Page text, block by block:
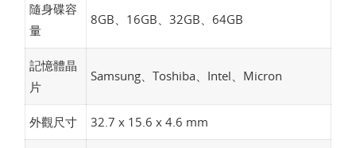
隨身碟容
量
8GB、16GB、32GB、64GB
記憶體晶
片
Samsung、Toshiba、Intel、Micron
外觀尺寸 32.7 x 15.6 x 4.6 mm